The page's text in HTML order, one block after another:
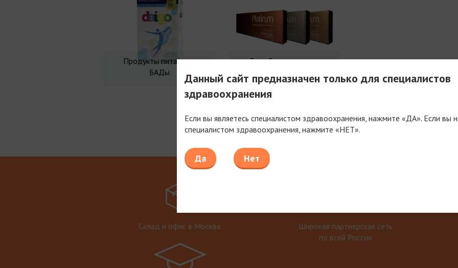
Продукты питания и
БАДы
3 мл Совершенства
Мы работаем только с компаниями, имеющими
Склад и офис в Москве
Широкая партнерская сеть
по всей России
Данный сайт предназначен только для специалистов
здравоохранения
Если вы являетесь специалистом здравоохранения, нажмите «ДА». Если вы
специалистом здравоохранения, нажмите «НЕТ».
Да Нет